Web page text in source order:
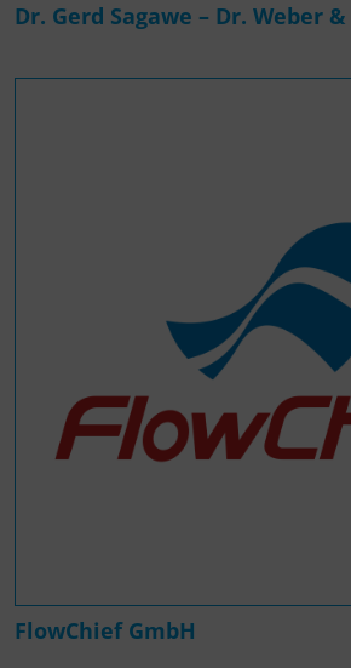
Dr. Gerd Sagawe – Dr. Weber
FlowChief GmbH